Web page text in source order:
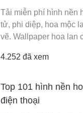
Tải miễn phí hình nền
tử, phi diệp, hoa mộc
vẽ. Wallpaper hoa lan
4.252 đã xem
Top 101 hình nền
điện thoại